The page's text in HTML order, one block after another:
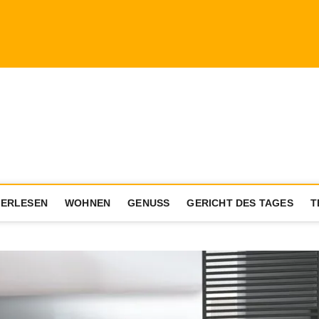
ERLESEN WOHNEN GENUSS GERICHT DES TAGES